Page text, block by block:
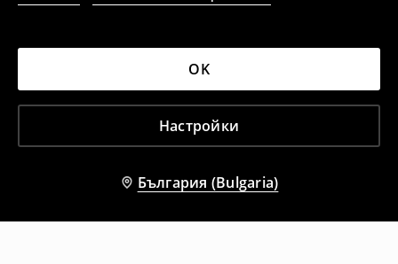
Настройки
OK
България (Bulgaria)